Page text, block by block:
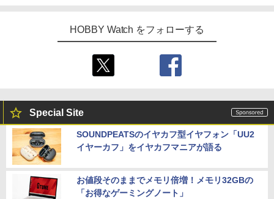
HOBBY Watch をフォローする
Special Site
SOUNDPEATSのイヤカフ型イヤフォン「UU2
イヤーカフ」をイヤカフマニアが語る
お値段そのままでメモリ倍増！メモリ32GBの
「お得なゲーミングノート」